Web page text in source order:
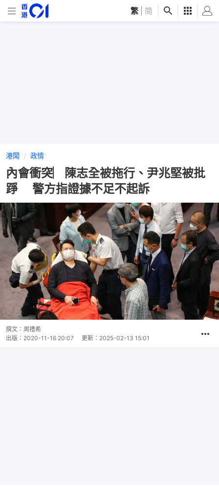
繁 简
港聞 政情
內會衝突︳陳志全被拖行、尹兆堅被批
踭 警方指證據不足不起訴
撰文： 周禮希
出版： 2020-11-16 20:07 更新： 2025-02-13 15:01